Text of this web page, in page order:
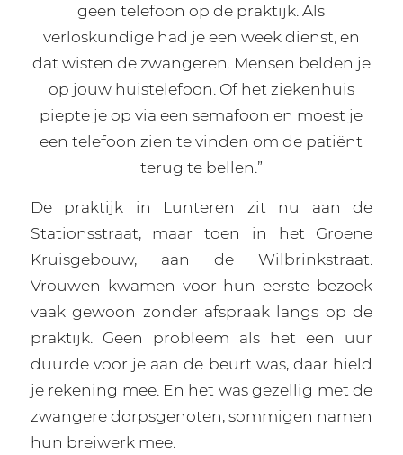
geen telefoon op de praktijk. Als
verloskundige had je een week dienst, en
dat wisten de zwangeren. Mensen belden je
op jouw huistelefoon. Of het ziekenhuis
piepte je op via een semafoon en moest je
een telefoon zien te vinden om de patiënt
terug te bellen.”
De praktijk in Lunteren zit nu aan de
Stationsstraat, maar toen in het Groene
Kruisgebouw, aan de Wilbrinkstraat.
Vrouwen kwamen voor hun eerste bezoek
vaak gewoon zonder afspraak langs op de
praktijk. Geen probleem als het een uur
duurde voor je aan de beurt was, daar hield
je rekening mee. En het was gezellig met de
zwangere dorpsgenoten, sommigen namen
hun breiwerk mee.